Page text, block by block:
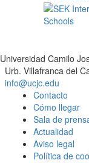
Universidad Camilo
Urb. Villafranca del
info@ucjc.edu
Contacto
Cómo llegar
Sala de
Actualidad
Aviso legal
Política de